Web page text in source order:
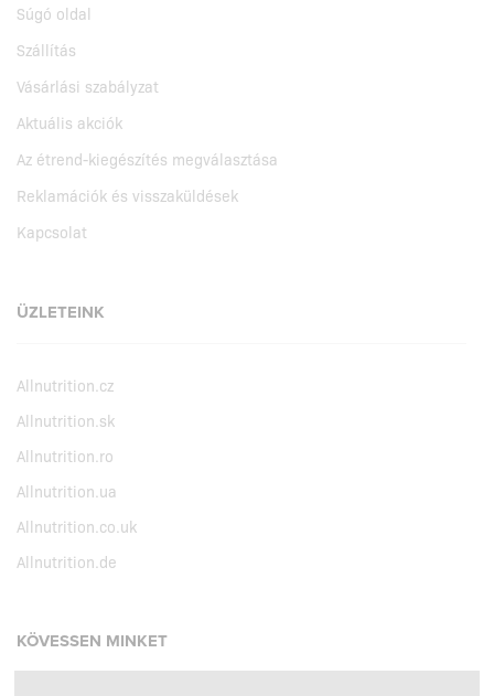
Súgó oldal
Szállítás
Vásárlási szabályzat
Aktuális akciók
Az étrend-kiegészítés megválasztása
Reklamációk és visszaküldések
Kapcsolat
ÜZLETEINK
Allnutrition.cz
Allnutrition.sk
Allnutrition.ro
Allnutrition.ua
Allnutrition.co.uk
Allnutrition.de
KÖVESSEN MINKET